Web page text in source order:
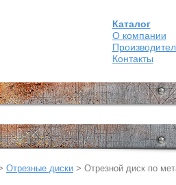
Каталог
О компании
Контакты
Отрезные диски > Отрезной диск по